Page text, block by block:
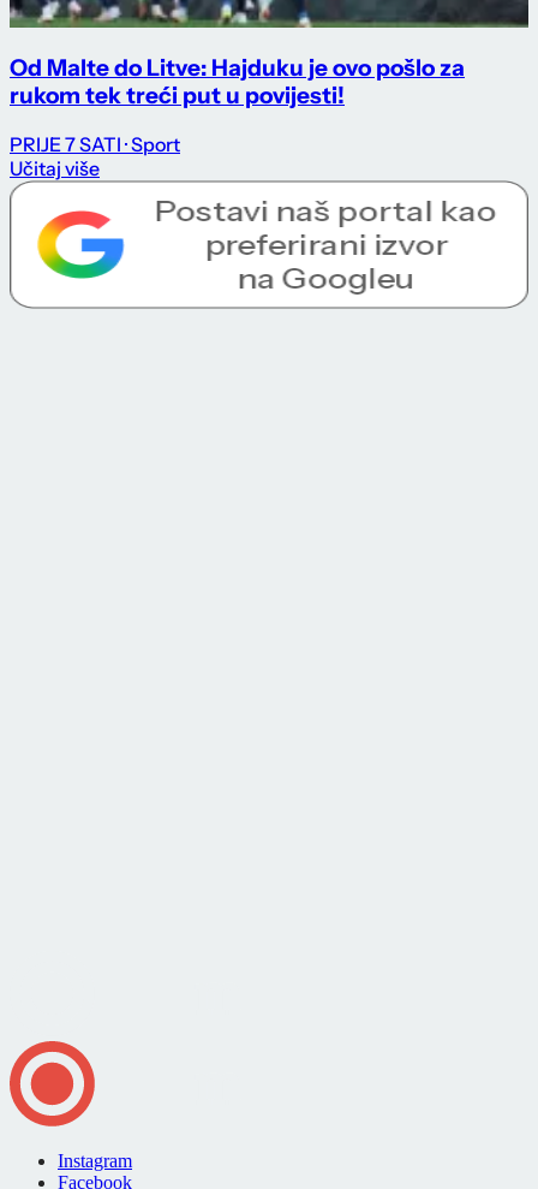
Od Malte do Litve: Hajduku je ovo pošlo za
rukom tek treći put u povijesti!
PRIJE 7 SATI · Sport
Učitaj više
Instagram
Facebook